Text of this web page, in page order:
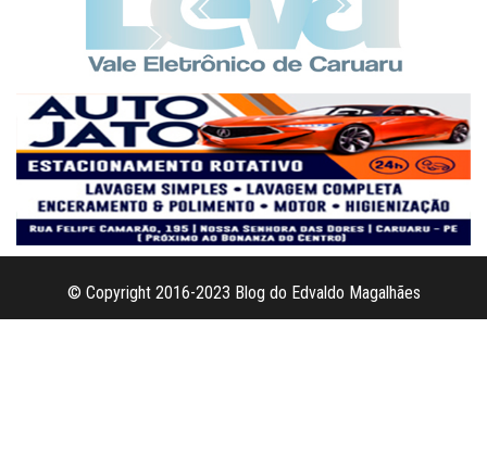
© Copyright 2016-2023 Blog do Edvaldo Magalhães